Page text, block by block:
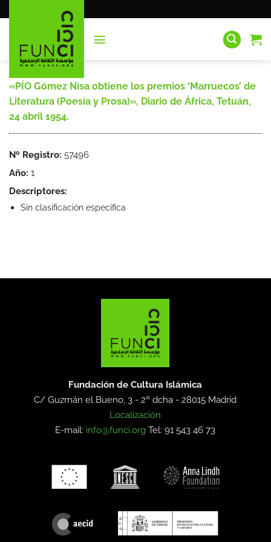
al
«PÍO Gómez Nisa obtiene los premios ‘Marruecos’ de
Literatura (Poesía y Prosa)», Diario de África, Tetuán,
24 abril 1954.
Nº Registro: 57496
Año: 1
Descriptores:
Sin clasificación específica
Fundación de Cultura Islámica
C/ Guzmán el Bueno, 3 - 2º dcha -28015 Madrid
Localización
E-mail: info@funci.org Tel: 91 543 46 73